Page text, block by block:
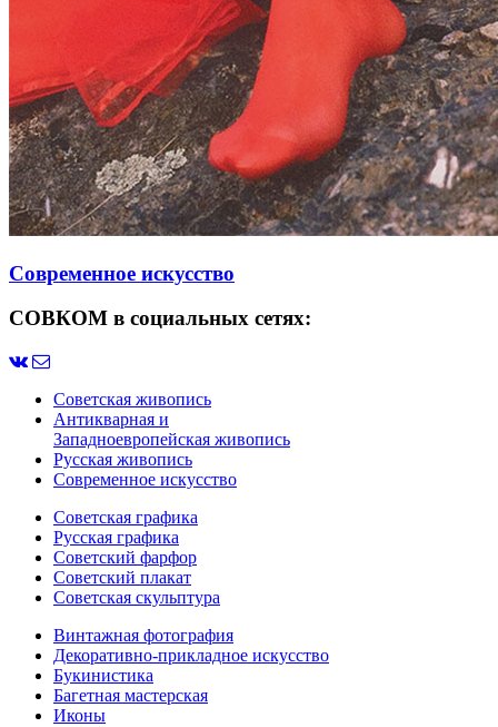
Современное искусство
СОВКОМ в социальных сетях:
Советская живопись
Антикварная и
Западноевропейская живопись
Русская живопись
Современное искусство
Советская графика
Русская графика
Советский фарфор
Советский плакат
Советская скульптура
Винтажная фотография
Декоративно-прикладное искусство
Букинистика
Багетная мастерская
Иконы